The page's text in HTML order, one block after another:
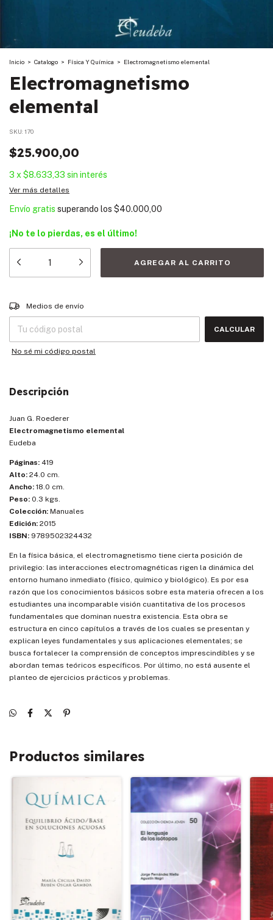
Inicio > Catalogo > Física Y Química > Electromagnetismo elemental
Electromagnetismo
elemental
SKU: 170
$25.900,00
3 x$8.633,33 sin interés
Ver más detalles
Envío gratis superando los $40.000,00
¡No te lo pierdas, es el último!
Entregas para el CP:
Medios de envío
CALCULAR
No sé mi código postal
Descripción
Juan G. Roederer
Electromagnetismo elemental
Eudeba
Páginas: 419
Alto: 24.0 cm.
Ancho: 18.0 cm.
Peso: 0.3 kgs.
Colección: Manuales
Edición: 2015
ISBN: 9789502324432
En la física básica, el electromagnetismo tiene cierta posición de
privilegio: las interacciones electromagnéticas rigen la dinámica del
entorno humano inmediato (físico, químico y biológico). Es por esa
razón que los conocimientos básicos sobre esta materia ofrecen a los
estudiantes una incomparable visión cuantitativa de los procesos
fundamentales que dominan nuestra existencia. Esta obra se
estructura en cinco capítulos a través de los cuales se presentan y
explican leyes fundamentales y sus aplicaciones elementales; se
busca fortalecer la comprensión de conceptos imprescindibles y se
abordan temas teóricos específicos. Por último, no está ausente el
planteo de ejercicios prácticos y problemas.
Productos similares